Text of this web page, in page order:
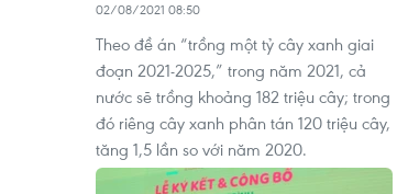
02/08/2021 08:50
Theo đề án “trồng một tỷ cây xanh giai
đoạn 2021-2025,” trong năm 2021, cả
nước sẽ trồng khoảng 182 triệu cây; trong
đó riêng cây xanh phân tán 120 triệu cây,
tăng 1,5 lần so với năm 2020.